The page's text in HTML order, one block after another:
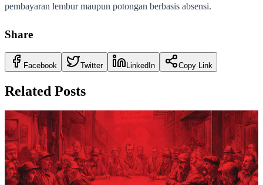
pembayaran lembur maupun potongan berbasis absensi.
Share
Facebook Twitter LinkedIn Copy Link
Related Posts